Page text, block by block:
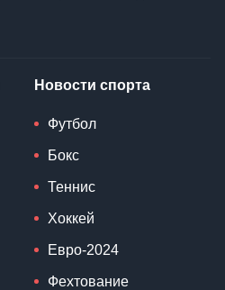
Новости спорта
Футбол
Бокс
Теннис
Хоккей
Евро-2024
Фехтование